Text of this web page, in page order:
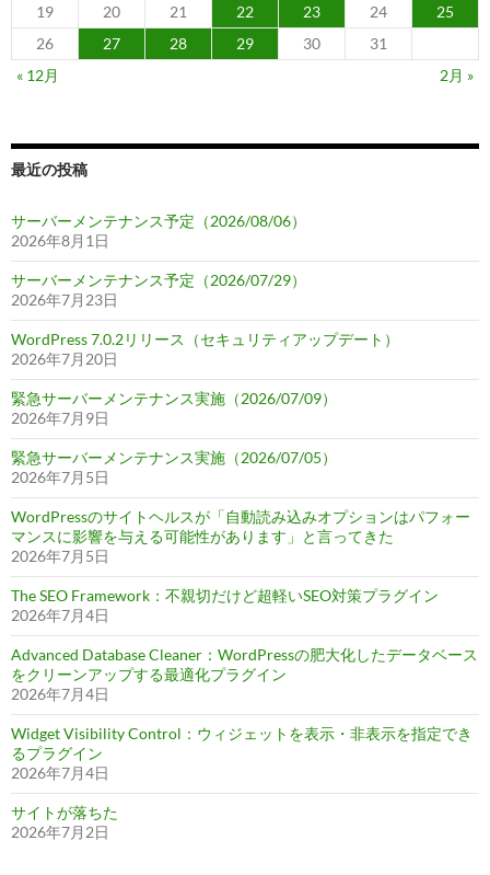
19
20 21 22 23 24
25
26
27 28 29 30
31
« 12月
2月 »
最近の投稿
サーバーメンテナンス予定（2026/08/06）
2026年8月1日
サーバーメンテナンス予定（2026/07/29）
2026年7月23日
WordPress 7.0.2リリース（セキュリティアップデート）
2026年7月20日
緊急サーバーメンテナンス実施（2026/07/09）
2026年7月9日
緊急サーバーメンテナンス実施（2026/07/05）
2026年7月5日
WordPressのサイトヘルスが「自動読み込みオプションはパフォー
マンスに影響を与える可能性があります」と言ってきた
2026年7月5日
The SEO Framework：不親切だけど超軽いSEO対策プラグイン
2026年7月4日
Advanced Database Cleaner：WordPressの肥大化したデータベース
をクリーンアップする最適化プラグイン
2026年7月4日
Widget Visibility Control：ウィジェットを表示・非表示を指定でき
るプラグイン
2026年7月4日
サイトが落ちた
2026年7月2日